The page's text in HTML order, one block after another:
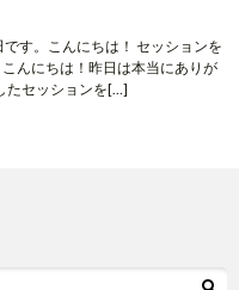
す。こんにちは！ セッションを
んにちは！昨日は本当にありが
たセッションを[…]